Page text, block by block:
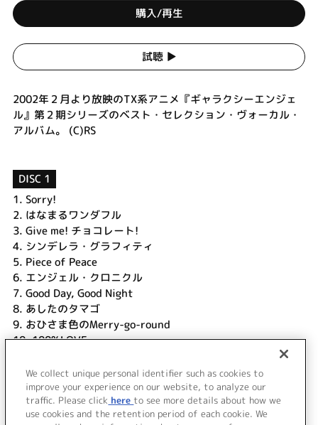
購入/再生
試聴 ▶︎
2002年２月より放映のTX系アニメ『ギャラクシーエンジェ
ル』第２期シリーズのベスト・セレクション・ヴォーカル・
アルバム。 (C)RS
DISC 1
1. Sorry!
2. はなまるワンダフル
3. Give me! チョコレート!
4. シンデレラ・グラフィティ
5. Piece of Peace
6. エンジェル・クロニクル
7. Good Day, Good Night
8. あしたのタマゴ
9. おひさま色のMerry-go-round
10.100%LOVE
12.Lunch Boxいっぱいの愛
13. ギャラクシー★Bang! Bang! (おきらくver.)
We collect unique personal identifier such as cookies to
improve your experience on our website, to analyze our
traffic. Please click here to see more details about how we
use cookies and the retention period of each cookie. We